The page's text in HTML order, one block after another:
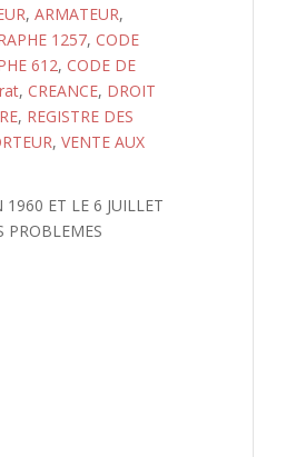
, ARMATEUR,
1257, CODE
612, CODE DE
, CREANCE, DROIT
, REGISTRE DES
, VENTE AUX
1960 ET LE 6 JUILLET
PROBLEMES